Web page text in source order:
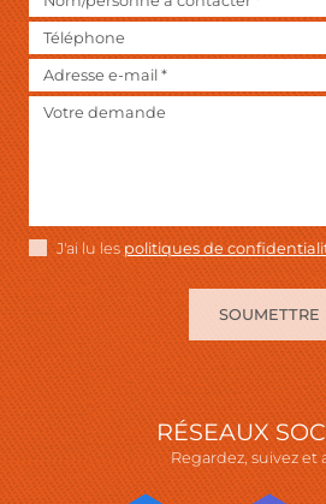
J'ai lu lespolitiques de
SOUMETTRE
RÉSEAUX
Regardez, suivez et